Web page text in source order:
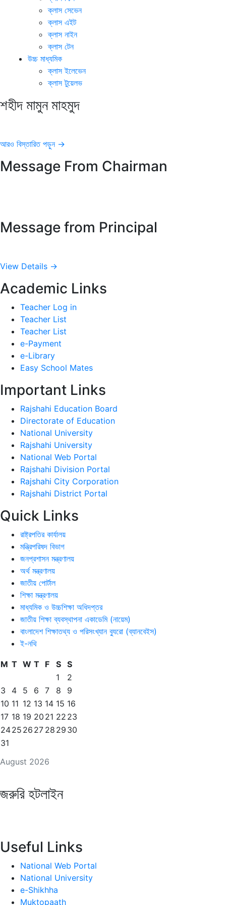
ক্লাস সেভেন
ক্লাস এইট
ক্লাস নাইন
ক্লাস টেন
উচ্চ মাধ্যমিক
ক্লাস ইলেভেন
ক্লাস টুয়েলভ
শহীদ মামুন মাহমুদ
আরও বিস্তারিত পড়ুন →
Message From Chairman
Message from Principal
View Details →
Academic Links
Teacher Log in
Teacher List
Teacher List
e-Payment
e-Library
Easy School Mates
Important Links
Rajshahi Education Board
Directorate of Education
National University
Rajshahi University
National Web Portal
Rajshahi Division Portal
Rajshahi City Corporation
Rajshahi District Portal
Quick Links
রাষ্ট্রপতির কার্যালয়
মন্ত্রিপরিষদ বিভাগ
জনপ্রশাসন মন্ত্রণালয়
অর্থ মন্ত্রণালয়
জাতীয় পোর্টাল
শিক্ষা মন্ত্রণালয়
মাধ্যমিক ও উচ্চশিক্ষা অধিদপ্তর
জাতীয় শিক্ষা ব্যবস্থাপনা একাডেমি (নায়েম)
বাংলাদেশ শিক্ষাতথ্য ও পরিসংখ্যান ব্যুরো (ব্যানবেইস)
ই-নথি
August 2026
M T W T F S S
1
2
3
4 5 6 7 8
9
10 11 12 13 14 15 16
17 18 19 20 21 22 23
2425 26 27 28 29 30
31
জরুরি হটলাইন
Useful Links
National Web Portal
National University
e-Shikhha
Muktopaath